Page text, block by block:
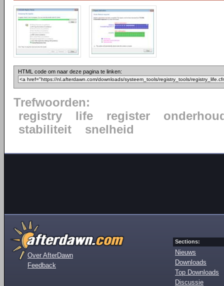
HTML code om naar deze pagina te linken:
Trefwoorden:
registry
life register
stabiliteit
snelheid
Over AfterDawn
Feedback
Sections:
Nieuws
Downloads
Top Downloads
Discussie